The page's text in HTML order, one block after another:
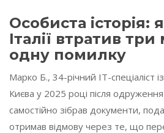
Особиста історія:
Італії втратив три
одну помилку
Марко Б., 34-річний IT-спеціаліст
Києва у 2025 році після
самостійно зібрав документи,
отримав відмову через те, що